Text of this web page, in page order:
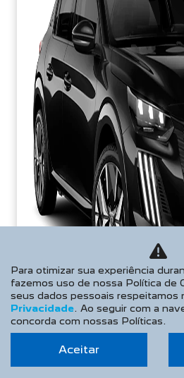
Para otimizar sua experiência
fazemos uso de nossa Política de
seus dados pessoais respeitamos
Privacidade. Ao seguir com a
concorda com nossas Políticas.
Aceitar